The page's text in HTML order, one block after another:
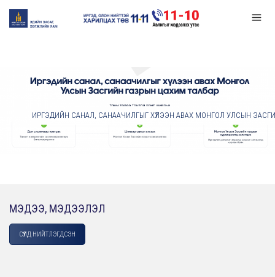
ИРГЭДИЙН САНАЛ, САНААЧИЛГЫГ ХҮЛЭЭН АВАХ МОНГОЛ УЛСЫН
МЭДЭЭ, МЭДЭЭЛЭЛ
СҮҮЛД НИЙТЛЭГДСЭН